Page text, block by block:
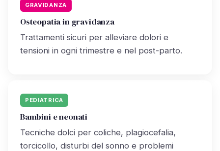
GRAVIDANZA
Osteopatia in gravidanza
Trattamenti sicuri per alleviare dolori e
tensioni in ogni trimestre e nel post-parto.
PEDIATRICA
Bambini e neonati
Tecniche dolci per coliche, plagiocefalia,
torcicollo, disturbi del sonno e problemi